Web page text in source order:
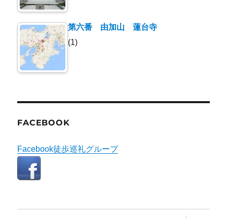
第六番 由加山 蓮台寺
(1)
FACEBOOK
Facebook徒歩巡礼グループ